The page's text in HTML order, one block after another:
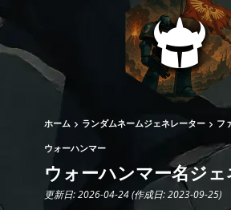
ホーム ランダムネームジェネレーター フ
ウォーハンマー
ウォーハンマー名ジ
更新日: 2026-04-24 (作成日: 2023-09-25)